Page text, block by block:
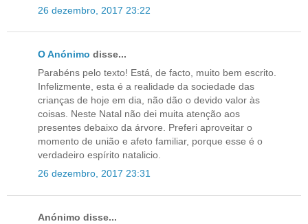
26 dezembro, 2017 23:22
O Anónimo disse...
Parabéns pelo texto! Está, de facto, muito bem escrito.
Infelizmente, esta é a realidade da sociedade das
crianças de hoje em dia, não dão o devido valor às
coisas. Neste Natal não dei muita atenção aos
presentes debaixo da árvore. Preferi aproveitar o
momento de união e afeto familiar, porque esse é o
verdadeiro espírito natalicio.
26 dezembro, 2017 23:31
Anónimo disse...